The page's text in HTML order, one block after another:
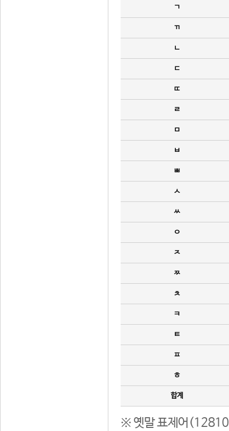
ㄱ
ㄲ
ㄴ
ㄷ
ㄸ
ㄹ
ㅁ
ㅂ
ㅃ
ㅅ
ㅆ
ㅇ
ㅈ
ㅉ
ㅊ
ㅋ
ㅌ
ㅍ
ㅎ
합계
※ 옛말 표제어(12810